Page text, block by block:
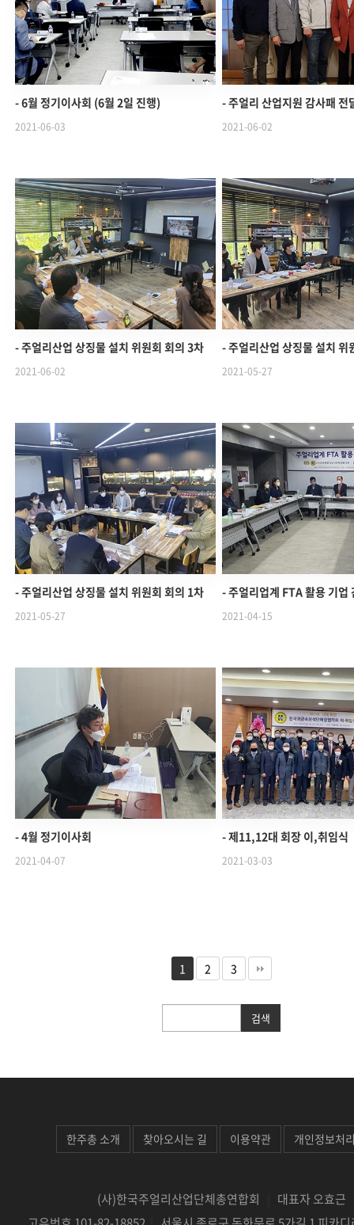
- 6월 정기이사회 (6월 2일 진행)
2021-06-03
- 주얼리 산업지원 감사패 전
2021-06-02
- 주얼리산업 상징물 설치 위원회 회의 3차
2021-06-02
- 주얼리산업 상징물 설치 위
2021-05-27
- 주얼리산업 상징물 설치 위원회 회의 1차
2021-05-27
- 주얼리업계 FTA 활용 기업
2021-04-15
- 4월 정기이사회
2021-04-07
- 제11,12대 회장 이,취임식
2021-03-03
1 2 3
검색
한주총 소개 찾아오시는 길 이용약관 개인정보처
(사)한국주얼리산업단체총연합회
대표자 오효근